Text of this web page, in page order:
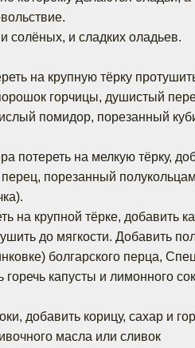
солёных, и сладких оладьев.
на крупную тёрку
горчицы, душистый
помидор, порезанный
потереть на мелкую тёрку,
порезанный
на крупной тёрке, добавить
до мягкости. Добавить
болгарского перца,
капусты и лимонного
добавить корицу, сахар и
масла или сливок